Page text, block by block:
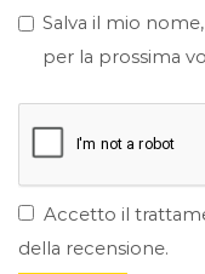
Salva il mio
per la prossima
Accetto il
della recensione.